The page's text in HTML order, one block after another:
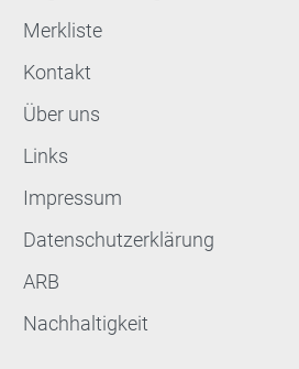
Merkliste
Kontakt
Über uns
Links
Impressum
Datenschutzerklärung
ARB
Nachhaltigkeit